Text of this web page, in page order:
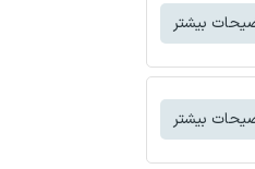
بیشتر
بیشتر